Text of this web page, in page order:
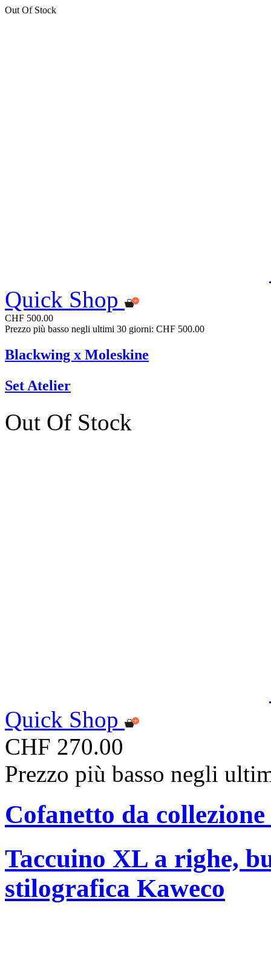
Out Of Stock
Quick Shop
CHF 500.00
Prezzo più basso negli ultimi 30 giorni: CHF 500.00
Blackwing x Moleskine
Set Atelier
Out Of Stock
Quick Shop
CHF 270.00
Prezzo più basso negli
Cofanetto da
Taccuino XL a righe,
stilografica Kaweco